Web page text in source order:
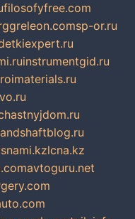
filosofyfree.com
greleon.comsp-or.ru
instrumentgid.ru
lcna.kz
avtoguru.net